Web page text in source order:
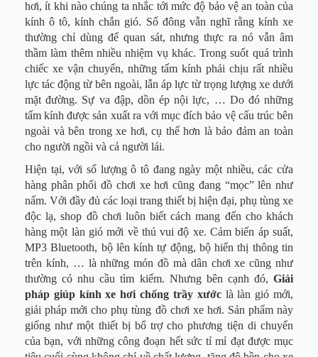
hơi, ít khi nào chúng ta nhắc tới mức độ bảo vệ an toàn của
kính ô tô, kính chắn gió. Số đông vẫn nghĩ rằng kính xe
thường chỉ dùng để quan sát, nhưng thực ra nó vẫn âm
thầm làm thêm nhiều nhiệm vụ khác. Trong suốt quá trình
chiếc xe vận chuyển, những tấm kính phải chịu rất nhiều
lực tác động từ bên ngoài, lẫn áp lực từ trọng lượng xe dưới
mặt đường. Sự va đập, dồn ép nội lực, … Do đó những
tấm kính được sản xuất ra với mục đích bảo vệ cấu trúc bên
ngoài và bên trong xe hơi, cụ thể hơn là bảo đảm an toàn
cho người ngồi và cả người lái.
Hiện tại, với số lượng ô tô đang ngày một nhiều, các cửa
hàng phân phối đồ chơi xe hơi cũng đang “mọc” lên như
nấm. Với đầy đủ các loại trang thiết bị hiện đại, phụ tùng xe
độc lạ, shop đồ chơi luôn biết cách mang đến cho khách
hàng một làn gió mới về thú vui độ xe. Cảm biến áp suất,
MP3 Bluetooth, bộ lên kính tự động, bộ hiển thị thông tin
trên kính, … là những món đồ mà dân chơi xe cũng như
thường có nhu cầu tìm kiếm. Nhưng bên cạnh đó, Giải
pháp giúp kính xe hơi chống trầy xướclà làn gió mới,
giải pháp mới cho phụ tùng đồ chơi xe hơi. Sản phẩm này
giống như một thiết bị bổ trợ cho phương tiện di chuyển
của bạn, với những công đoạn hết sức tỉ mỉ đạt được mục